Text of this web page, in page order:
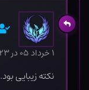
۱ خرداد ۰۵ در ۸:۲۳ ب٫ظ
نکته زیبایی بود.